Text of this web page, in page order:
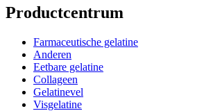
Productcentrum
Farmaceutische gelatine
Anderen
Eetbare gelatine
Collageen
Gelatinevel
Visgelatine